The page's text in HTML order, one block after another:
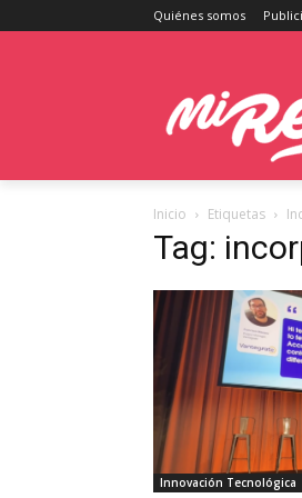
Quiénes somos
Inicio Etiquetas
Tag:
Innovación Tecnológica